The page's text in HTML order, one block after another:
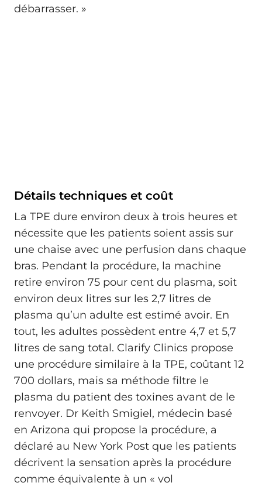
débarrasser. »
Détails techniques et coût
La TPE dure environ deux à trois heures et
nécessite que les patients soient assis sur
une chaise avec une perfusion dans chaque
bras. Pendant la procédure, la machine
retire environ 75 pour cent du plasma, soit
environ deux litres sur les 2,7 litres de
plasma qu’un adulte est estimé avoir. En
tout, les adultes possèdent entre 4,7 et 5,7
litres de sang total. Clarify Clinics propose
une procédure similaire à la TPE, coûtant 12
700 dollars, mais sa méthode filtre le
plasma du patient des toxines avant de le
renvoyer. Dr Keith Smigiel, médecin basé
en Arizona qui propose la procédure, a
déclaré au New York Post que les patients
décrivent la sensation après la procédure
comme équivalente à un « vol